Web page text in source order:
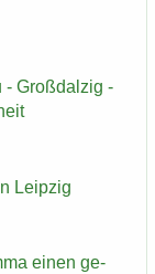
- Groß­dal­zig -
Leip­zig
einen ge­